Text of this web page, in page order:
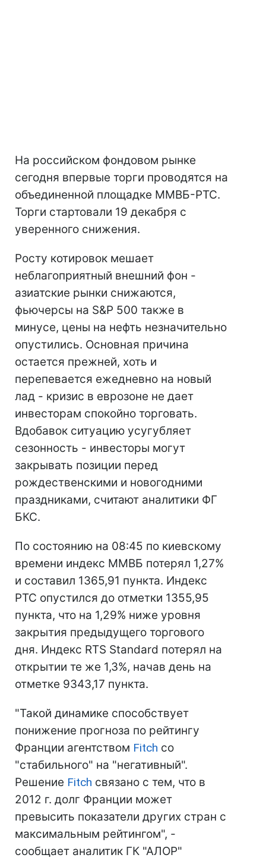
На российском фондовом рынке
сегодня впервые торги проводятся на
объединенной площадке ММВБ-РТС.
Торги стартовали 19 декабря с
уверенного снижения.
Росту котировок мешает
неблагоприятный внешний фон -
азиатские рынки снижаются,
фьючерсы на S&P 500 также в
минусе, цены на нефть незначительно
опустились. Основная причина
остается прежней, хоть и
перепевается ежедневно на новый
лад - кризис в еврозоне не дает
инвесторам спокойно торговать.
Вдобавок ситуацию усугубляет
сезонность - инвесторы могут
закрывать позиции перед
рождественскими и новогодними
праздниками, считают аналитики ФГ
БКС.
По состоянию на 08:45 по киевскому
времени индекс ММВБ потерял 1,27%
и составил 1365,91 пункта. Индекс
РТС опустился до отметки 1355,95
пункта, что на 1,29% ниже уровня
закрытия предыдущего торгового
дня. Индекс RTS Standard потерял на
открытии те же 1,3%, начав день на
отметке 9343,17 пункта.
"Такой динамике способствует
понижение прогноза по рейтингу
Франции агентством Fitch со
"стабильного" на "негативный".
Решение Fitch связано с тем, что в
2012 г. долг Франции может
превысить показатели других стран с
максимальным рейтингом", -
сообщает аналитик ГК "АЛОР"